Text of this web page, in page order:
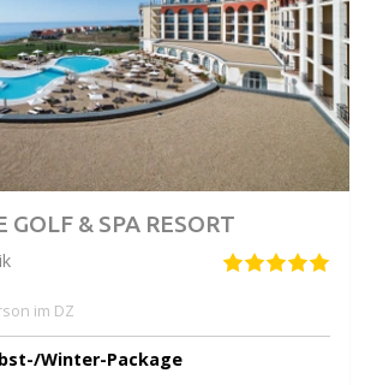
GOLF & SPA RESORT
im DZ
Winter-Package